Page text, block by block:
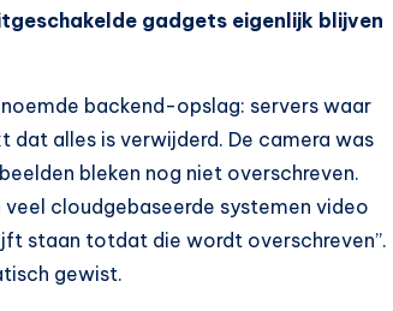
gadgets eigenlijk blijven
backend-opslag: servers waar
alles is verwijderd. De camera was
bleken nog niet overschreven.
veel cloudgebaseerde systemen video
staan totdat die wordt overschreven”.
gewist.